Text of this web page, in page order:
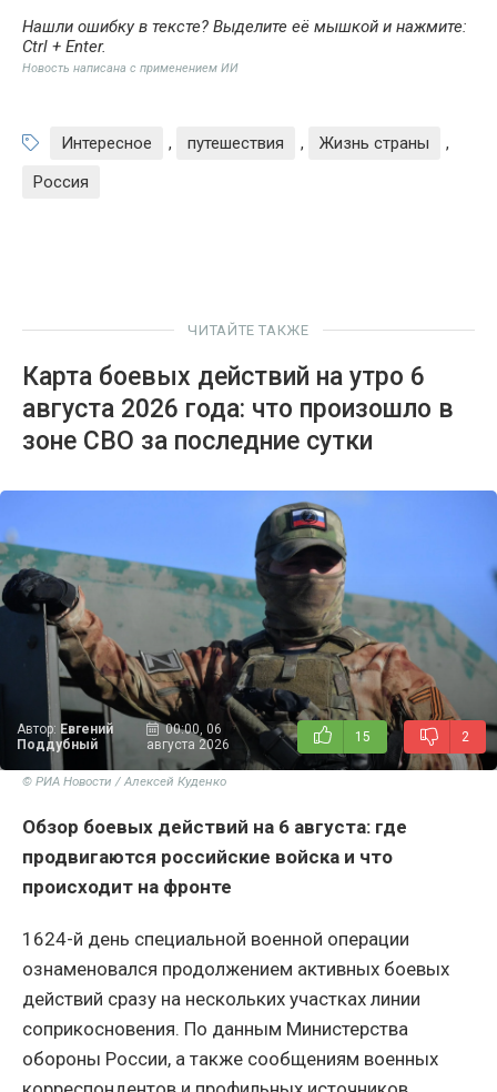
Нашли ошибку в тексте? Выделите её мышкой и нажмите:
Ctrl + Enter.
Новость написана с применением ИИ
Интересное , путешествия , Жизнь страны
,
Россия
ЧИТАЙТЕ ТАКЖЕ
Карта боевых действий на утро 6
августа 2026 года: что произошло в
зоне СВО за последние сутки
Автор: Евгений
Поддубный
00:00, 06
августа 2026
15 2
© РИА Новости / Алексей Куденко
Обзор боевых действий на 6 августа: где
продвигаются российские войска и что
происходит на фронте
1624-й день специальной военной операции
ознаменовался продолжением активных боевых
действий сразу на нескольких участках линии
соприкосновения. По данным Министерства
обороны России, а также сообщениям военных